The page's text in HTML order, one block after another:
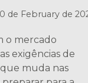
de February de
o mercado
exigências de
muda nas